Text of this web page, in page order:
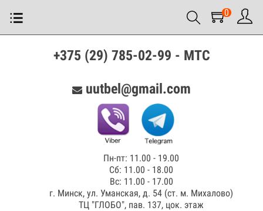
0
+375 (29) 785-02-99 - МТС
uutbel@gmail.com
Пн-пт: 11.00 - 19.00
Сб: 11.00 - 18.00
Вс: 11.00 - 17.00
г. Минск, ул. Уманская, д. 54 (ст. м. Михалово)
ТЦ "ГЛОБО", пав. 137, цок. этаж